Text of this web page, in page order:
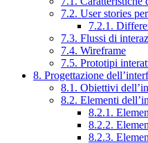
7.2. User stories
7.2.1.
7.3. Flussi di
7.4. Wireframe
7.5. Prototipi
8. Progettazione
8.1. Obiettivi
8.2. Elementi
8.2.1.
8.2.2.
8.2.3.